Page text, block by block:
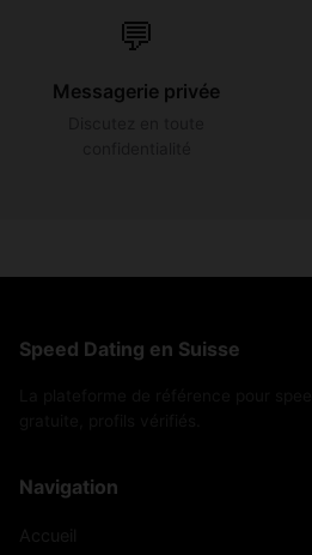
💬
Messagerie privée
Speed Dating en Suisse
Navigation